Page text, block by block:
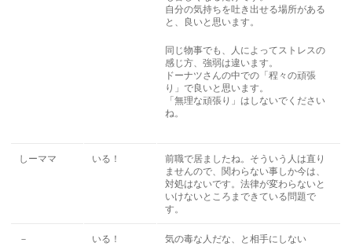
自分の気持ちを吐き出せる場所がある
と、良いと思います。
同じ物事でも、人によってストレスの
感じ方、強弱は違います。
ドーナツさんの中での「程々の頑張
り」で良いと思います。
「無理な頑張り」はしないでください
ね。
しーママ いる！
前職で居ましたね。そういう人は直り
ませんので、関わらない事しか今は、
対処はないです。法律が変わらないと
いけないところまできている問題で
す。
－ いる！ 気の毒な人だな、と相手にしない